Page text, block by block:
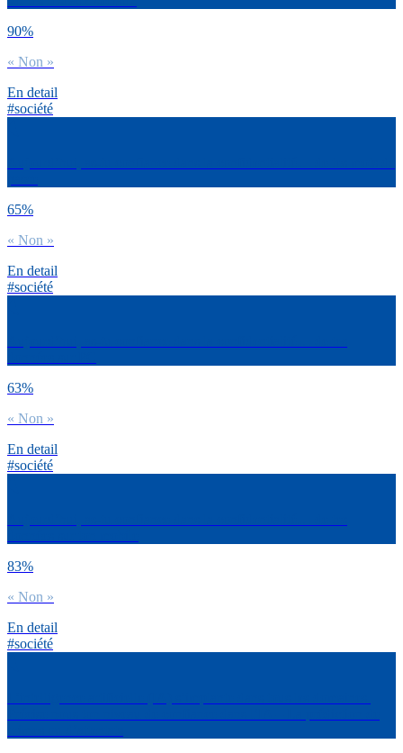
90%
« Non »
En detail
#société
65%
« Non »
En detail
#société
63%
« Non »
En detail
#société
83%
« Non »
En detail
#société